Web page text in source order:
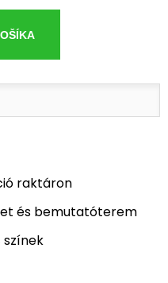
raktáron
és bemutatóterem
színek